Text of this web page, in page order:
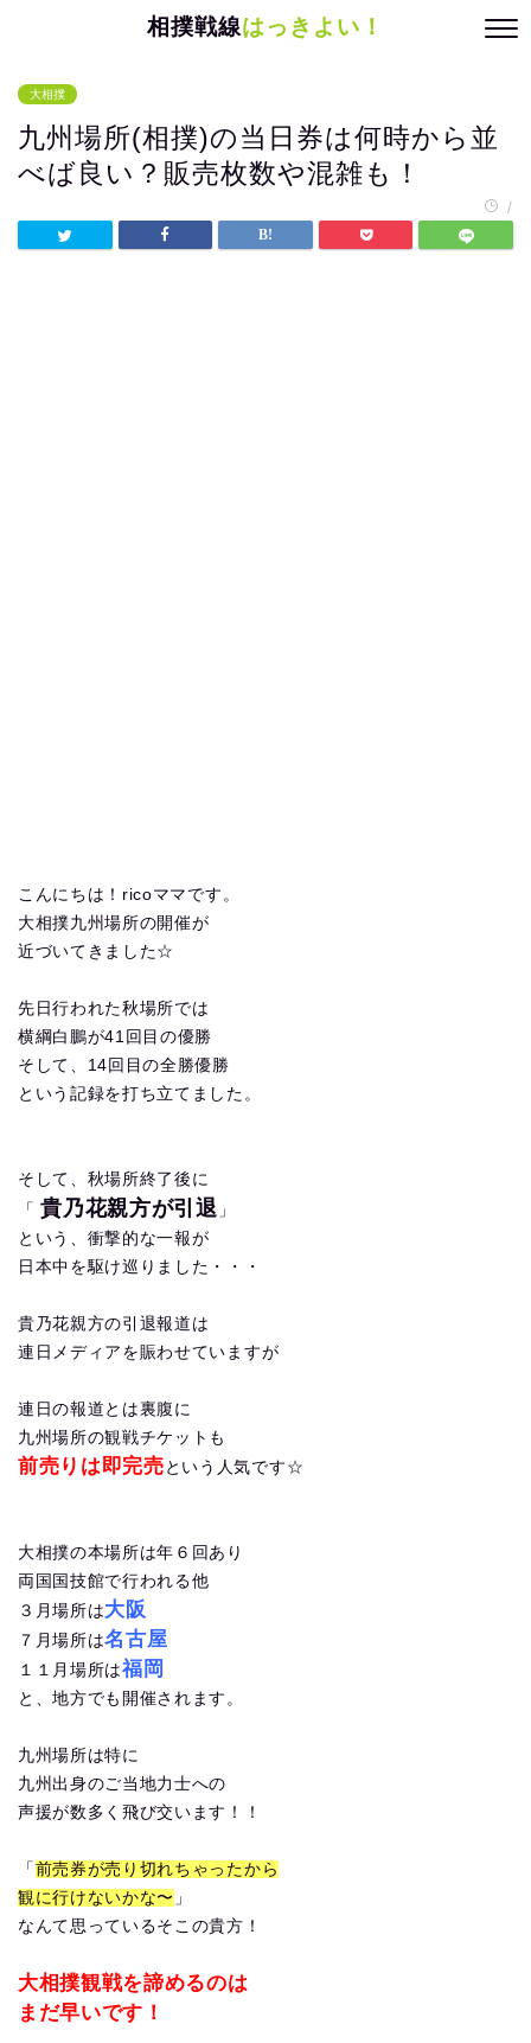
相撲戦線はっきよい！
大相撲
九州場所(相撲)の当日券は何時から並
べば良い？販売枚数や混雑も！
/
こんにちは！ricoママです。
大相撲九州場所の開催が
近づいてきました☆
先日行われた秋場所では
横綱白鵬が41回目の優勝
そして、14回目の全勝優勝
という記録を打ち立てました。
そして、秋場所終了後に
「貴乃花親方が引退 」
という、衝撃的な一報が
日本中を駆け巡りました・・・
貴乃花親方の引退報道は
連日メディアを賑わせていますが
連日の報道とは裏腹に
九州場所の観戦チケットも
前売りは即完売 という人気です☆
大相撲の本場所は年６回あり
両国国技館で行われる他
３月場所は大阪
７月場所は名古屋
１１月場所は福岡
と、地方でも開催されます。
九州場所は特に
九州出身のご当地力士への
声援が数多く飛び交います！！
「 前売券が売り切れちゃったから
観に行けないかな〜 」
なんて思っているそこの貴方！
大相撲観戦を諦めるのは
まだ早いです！